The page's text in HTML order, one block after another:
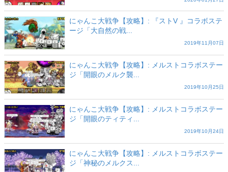
にゃんこ大戦争【攻略】: 『ストV 』コラボステ
ージ「大自然の戦...
2019年11月07日
にゃんこ大戦争【攻略】: メルストコラボステー
ジ「開眼のメルク襲...
2019年10月25日
にゃんこ大戦争【攻略】: メルストコラボステー
ジ「開眼のティティ...
2019年10月24日
にゃんこ大戦争【攻略】: メルストコラボステー
ジ「神秘のメルクス...